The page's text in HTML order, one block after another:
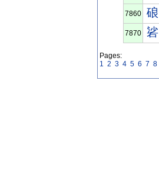
7860 硠
7870 硰
Pages:
1 2 3 4 5 6 7 8